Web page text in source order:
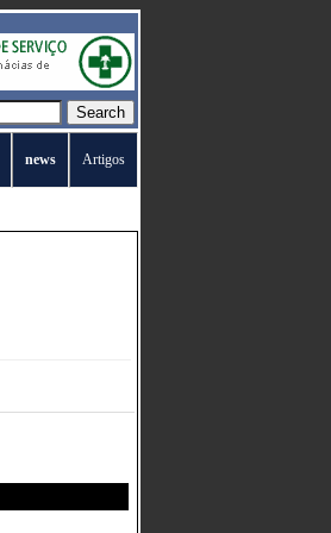
news Artigos